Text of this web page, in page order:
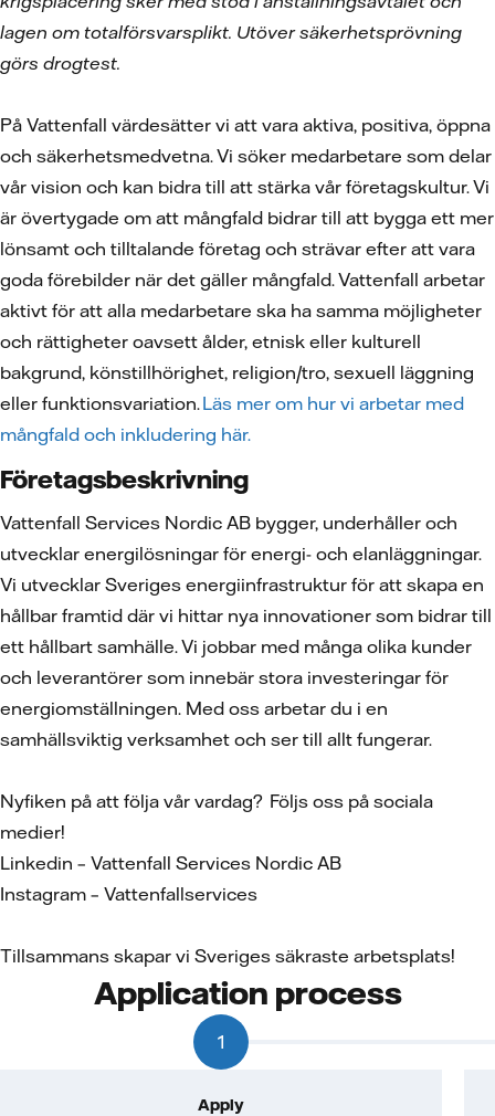
lagen om totalförsvarsplikt. Utöver säkerhetsprövning
görs drogtest.
På Vattenfall värdesätter vi att vara aktiva, positiva, öppna
och säkerhetsmedvetna. Vi söker medarbetare som delar
vår vision och kan bidra till att stärka vår företagskultur. Vi
är övertygade om att mångfald bidrar till att bygga ett mer
lönsamt och tilltalande företag och strävar efter att vara
goda förebilder när det gäller mångfald. Vattenfall arbetar
aktivt för att alla medarbetare ska ha samma möjligheter
och rättigheter oavsett ålder, etnisk eller kulturell
bakgrund, könstillhörighet, religion/tro, sexuell läggning
eller funktionsvariation.Läs mer om hur vi arbetar med
mångfald och inkludering här.
Företagsbeskrivning
Vattenfall Services Nordic AB bygger, underhåller och
utvecklar energilösningar för energi- och elanläggningar.
Vi utvecklar Sveriges energiinfrastruktur för att skapa en
hållbar framtid där vi hittar nya innovationer som bidrar till
ett hållbart samhälle. Vi jobbar med många olika kunder
och leverantörer som innebär stora investeringar för
energiomställningen. Med oss arbetar du i en
samhällsviktig verksamhet och ser till allt fungerar.
Nyfiken på att följa vår vardag? Följs oss på sociala
medier!
Linkedin – Vattenfall Services Nordic AB
Instagram – Vattenfallservices
Tillsammans skapar vi Sveriges säkraste arbetsplats!
Application process
1
Apply